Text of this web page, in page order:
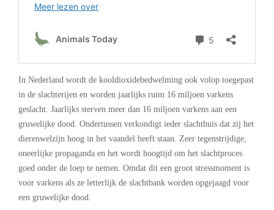
In Nederland wordt de kooldioxidebedwelming ook volop toegepast
in de slachterijen en worden jaarlijks ruim 16 miljoen varkens
geslacht. Jaarlijks sterven meer dan 16 miljoen varkens aan een
gruwelijke dood. Ondertussen verkondigt ieder slachthuis dat zij het
dierenwelzijn hoog in het vaandel heeft staan. Zeer tegenstrijdige,
oneerlijke propaganda en het wordt hoogtijd om het slachtproces
goed onder de loep te nemen. Omdat dit een groot stressmoment is
voor varkens als ze letterlijk de slachtbank worden opgejaagd voor
een gruwelijke dood.